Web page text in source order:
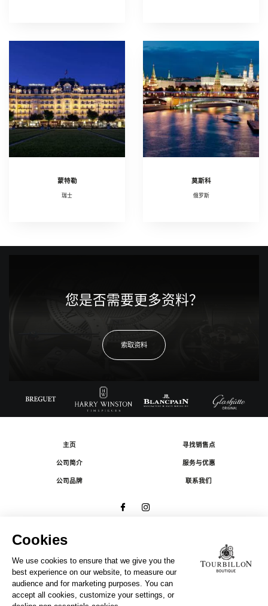
蒙特勒
瑞士
莫斯科
俄罗斯
您是否需要更多资料？
索取资料
主页
公司简介
公司品牌
寻找销售点
服务与优惠
联系我们
A COMPANY OF THE